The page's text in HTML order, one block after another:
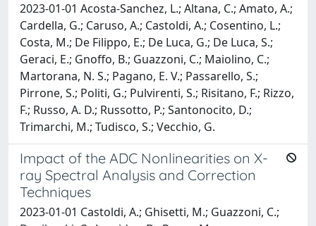
2023-01-01 Acosta-Sanchez, L.; Altana, C.; Amato, A.;
Cardella, G.; Caruso, A.; Castoldi, A.; Cosentino, L.;
Costa, M.; De Filippo, E.; De Luca, G.; De Luca, S.;
Geraci, E.; Gnoffo, B.; Guazzoni, C.; Maiolino, C.;
Martorana, N. S.; Pagano, E. V.; Passarello, S.;
Pirrone, S.; Politi, G.; Pulvirenti, S.; Risitano, F.; Rizzo,
F.; Russo, A. D.; Russotto, P.; Santonocito, D.;
Trimarchi, M.; Tudisco, S.; Vecchio, G.
Impact of the ADC Nonlinearities on X-
ray Spectral Analysis and Correction
Techniques
2023-01-01 Castoldi, A.; Ghisetti, M.; Guazzoni, C.;